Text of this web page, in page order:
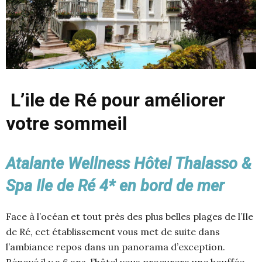
L’ile de Ré pour améliorer
votre sommeil
Atalante Wellness Hôtel Thalasso &
Spa Ile de Ré 4* en bord de mer
Face à l’océan et tout près des plus belles plages de l’Ile
de Ré, cet établissement vous met de suite dans
l’ambiance repos dans un panorama d’exception.